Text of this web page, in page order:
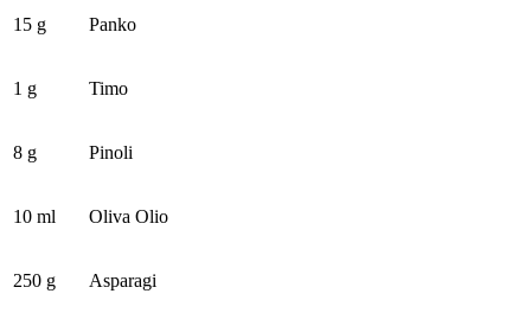
15 g Panko
1 g Timo
8 g Pinoli
10 ml Oliva Olio
250 g Asparagi